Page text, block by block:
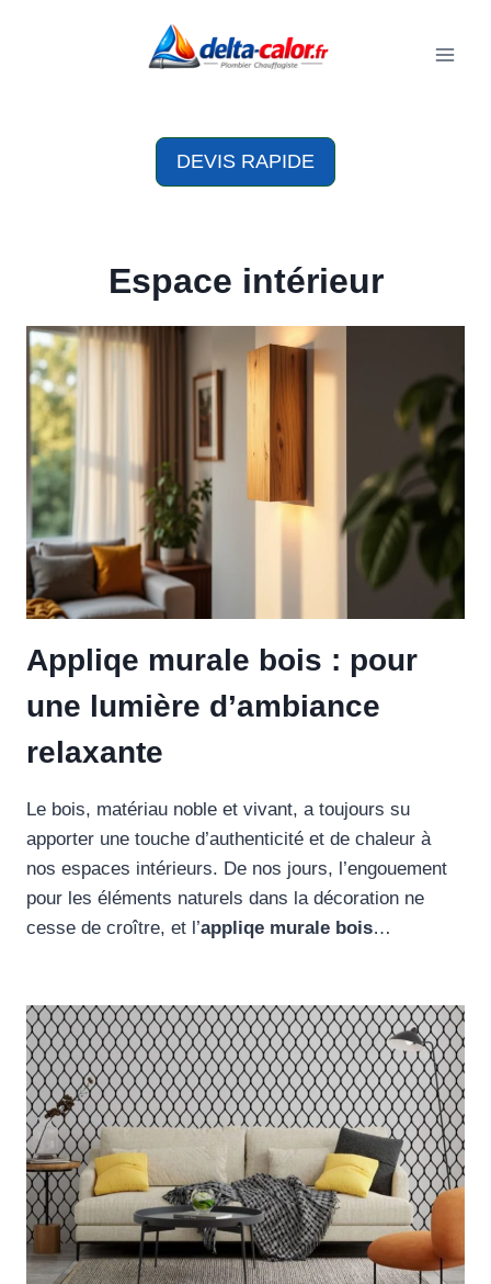
DEVIS RAPIDE
Espace intérieur
Appliqe murale bois : pour
une lumière d’ambiance
relaxante
Le bois, matériau noble et vivant, a toujours su
apporter une touche d’authenticité et de chaleur à
nos espaces intérieurs. De nos jours, l’engouement
pour les éléments naturels dans la décoration ne
cesse de croître, et l’appliqe murale bois…